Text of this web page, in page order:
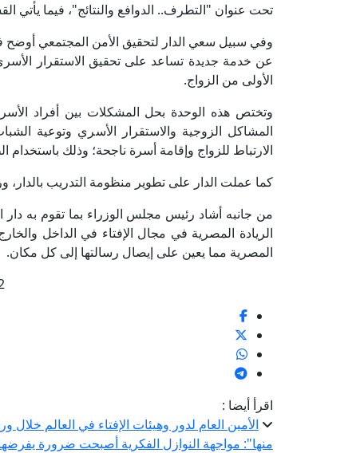
تحت عنوان "التطرف.. الدوافع والنتائج"، فيما يأتي
وفي سبيل سعي الدار لتحقيق الأمن المجتمعي أوضح
عن خدمة جديدة تساعد على تحقيق الاستقرار
الأولى من الزواج.
وتختص هذه الوحدة بحل المشكلات بين أفراد
المشاكل الزوجية والاستقرار الأسري وتوعية
الارتباط للزواج وإقامة أسرة ناجحة؛ وذلك
كما عملت الدار على تطوير منظومة التدريب بالدار،
من جانبه أشاد رئيس مجلس الوزراء بما تقوم به
الريادة المصرية في مجال الإفتاء في الداخل
المصرية مما يعين على إيصال رسالتها إلى كل مكان.
اقرأ أيضا :
الأمين العام لدور وهيئات الإفتاء في العالم
منها": مواجهة النوازل الفكرية أصبحت ضرورة يفرضها